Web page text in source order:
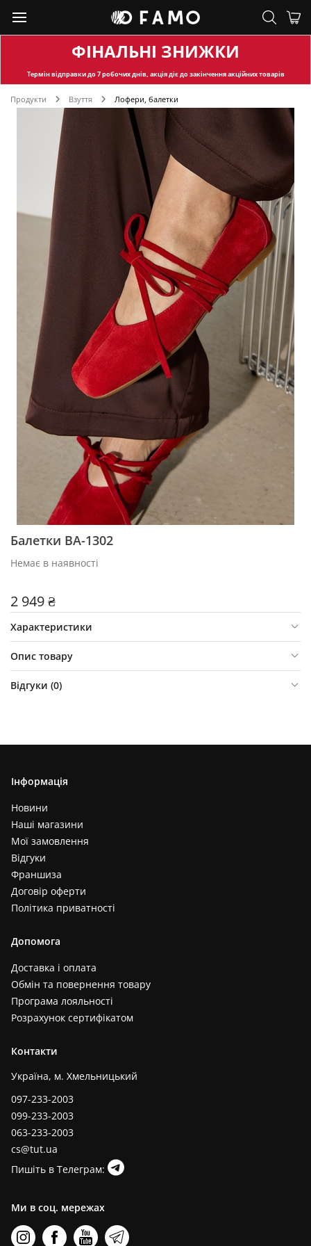
ФІНАЛЬНІ ЗНИЖКИ
Термін відправкидо 7 робочих днів, акція діє до закінчення акційних товарів
Продукти Взуття Лофери, балетки
Балетки BA-1302
Немає в наявності
2 949 ₴
Характеристики
Опис товару
Відгуки (0)
Інформація
Новини
Наші магазини
Мої замовлення
Відгуки
Франшиза
Договір оферти
Політика приватності
Допомога
Доставка і оплата
Обмін та повернення товару
Програма лояльності
Розрахунок сертифікатом
Контакти
Україна, м. Хмельницький
097-233-2003
099-233-2003
063-233-2003
cs@tut.ua
Пишіть в Телеграм:
Ми в соц. мережах